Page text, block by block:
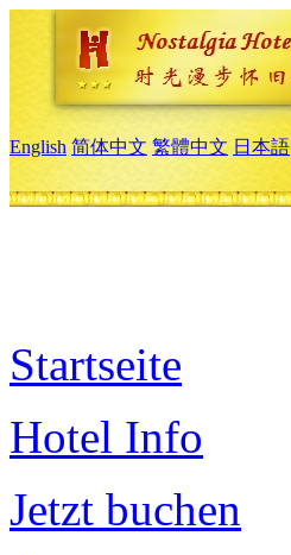
English 简体中文 繁體中文 日本語
Startseite
Hotel Info
Jetzt buchen